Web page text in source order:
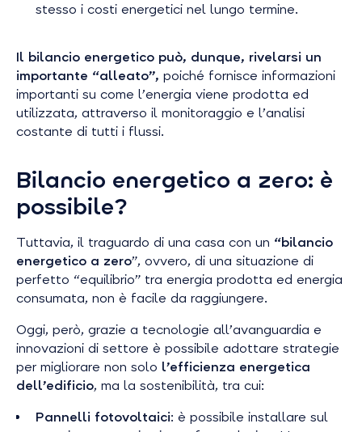
stesso i costi energetici nel lungo termine.
Il bilancio energetico può, dunque, rivelarsi un
importante “alleato”, poiché fornisce informazioni
importanti su come l’energia viene prodotta ed
utilizzata, attraverso il monitoraggio e l’analisi
costante di tutti i flussi.
Bilancio energetico a zero: è
possibile?
Tuttavia, il traguardo di una casa con un “bilancio
energetico a zero”, ovvero, di una situazione di
perfetto “equilibrio” tra energia prodotta ed energia
consumata, non è facile da raggiungere.
Oggi, però, grazie a tecnologie all’avanguardia e
innovazioni di settore è possibile adottare strategie
per migliorare non solo l’efficienza energetica
dell’edificio, ma la sostenibilità, tra cui:
Pannelli fotovoltaici: è possibile installare sul